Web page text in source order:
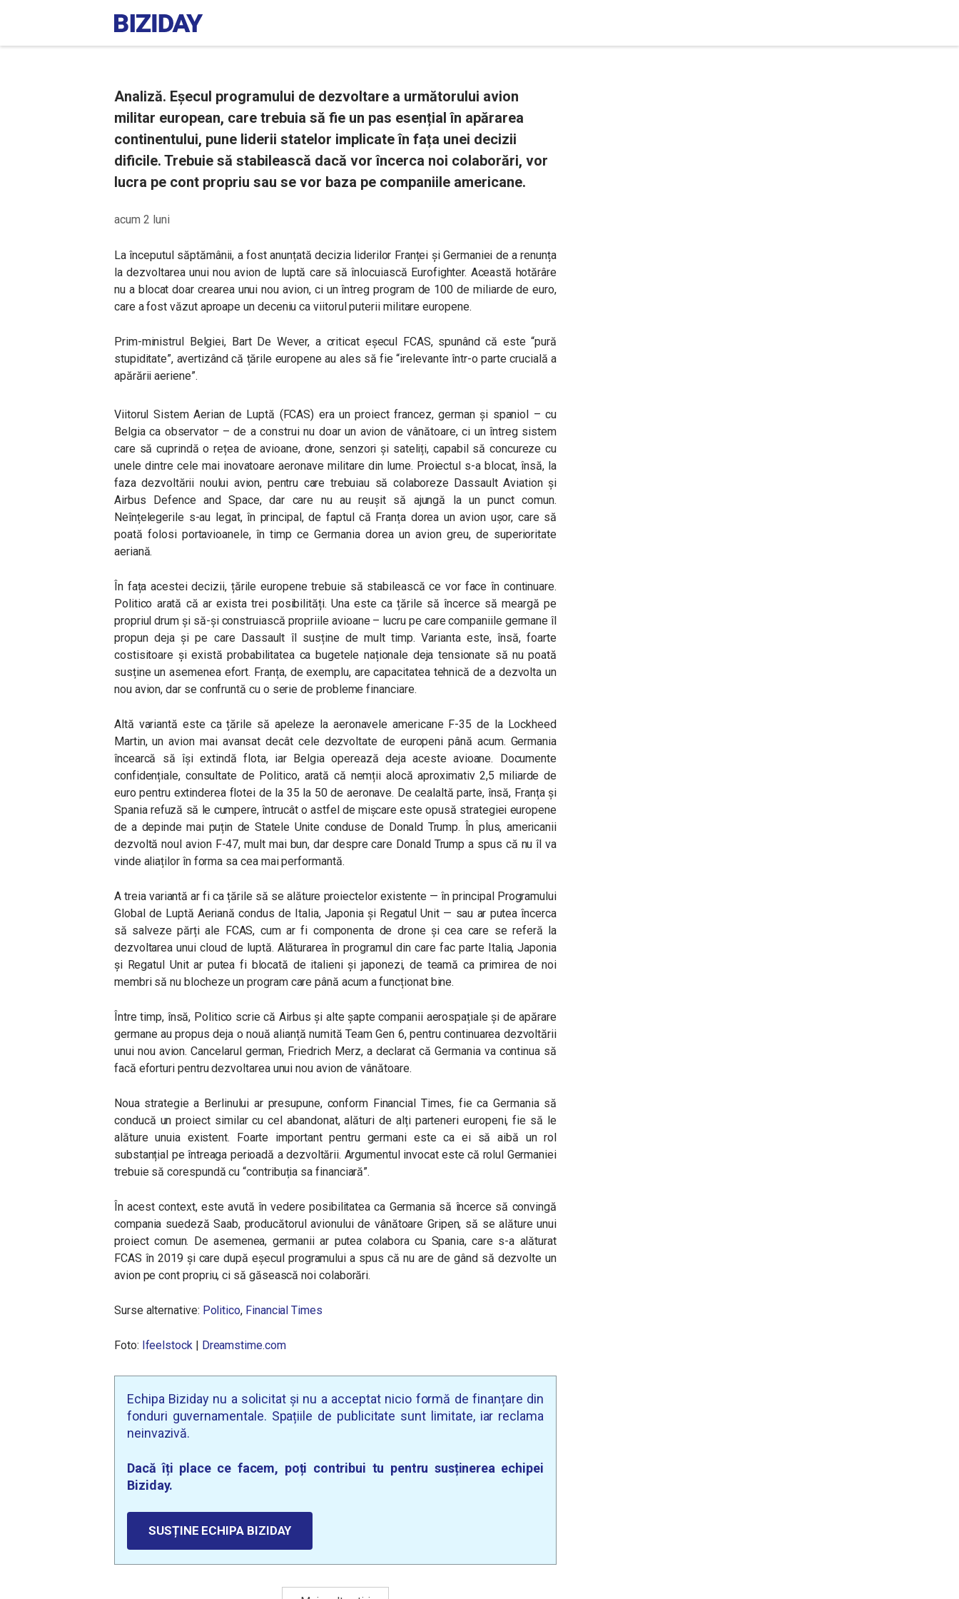
Analiză. Eșecul programului de dezvoltare a următorului avion
militar european, care trebuia să fie un pas esențial în apărarea
continentului, pune liderii statelor implicate în fața unei decizii
dificile. Trebuie să stabilească dacă vor încerca noi colaborări, vor
lucra pe cont propriu sau se vor baza pe companiile americane.
acum 2 luni
La începutul săptămânii, a fost anunțată decizia liderilor Franței și Germaniei de a renunța
la dezvoltarea unui nou avion de luptă care să înlocuiască Eurofighter. Această hotărâre
nu a blocat doar crearea unui nou avion, ci un întreg program de 100 de miliarde de euro,
care a fost văzut aproape un deceniu ca viitorul puterii militare europene.
Prim-ministrul Belgiei, Bart De Wever, a criticat eșecul FCAS, spunând că este “pură
stupiditate”, avertizând că țările europene au ales să fie “irelevante într-o parte crucială a
apărării aeriene”.
Viitorul Sistem Aerian de Luptă (FCAS) era un proiect francez, german și spaniol – cu
Belgia ca observator – de a construi nu doar un avion de vânătoare, ci un întreg sistem
care să cuprindă o rețea de avioane, drone, senzori și sateliți, capabil să concureze cu
unele dintre cele mai inovatoare aeronave militare din lume. Proiectul s-a blocat, însă, la
faza dezvoltării noului avion, pentru care trebuiau să colaboreze Dassault Aviation și
Airbus Defence and Space, dar care nu au reușit să ajungă la un punct comun.
Neînțelegerile s-au legat, în principal, de faptul că Franța dorea un avion ușor, care să
poată folosi portavioanele, în timp ce Germania dorea un avion greu, de superioritate
aeriană.
În fața acestei decizii, țările europene trebuie să stabilească ce vor face în continuare.
Politico arată că ar exista trei posibilități. Una este ca țările să încerce să meargă pe
propriul drum și să-și construiască propriile avioane – lucru pe care companiile germane îl
propun deja și pe care Dassault îl susține de mult timp. Varianta este, însă, foarte
costisitoare și există probabilitatea ca bugetele naționale deja tensionate să nu poată
susține un asemenea efort. Franța, de exemplu, are capacitatea tehnică de a dezvolta un
nou avion, dar se confruntă cu o serie de probleme financiare.
Altă variantă este ca țările să apeleze la aeronavele americane F-35 de la Lockheed
Martin, un avion mai avansat decât cele dezvoltate de europeni până acum. Germania
încearcă să își extindă flota, iar Belgia operează deja aceste avioane. Documente
confidențiale, consultate de Politico, arată că nemții alocă aproximativ 2,5 miliarde de
euro pentru extinderea flotei de la 35 la 50 de aeronave. De cealaltă parte, însă, Franța și
Spania refuză să le cumpere, întrucât o astfel de mișcare este opusă strategiei europene
de a depinde mai puțin de Statele Unite conduse de Donald Trump. În plus, americanii
dezvoltă noul avion F-47, mult mai bun, dar despre care Donald Trump a spus că nu îl va
vinde aliaților în forma sa cea mai performantă.
A treia variantă ar fi ca țările să se alăture proiectelor existente — în principal Programului
Global de Luptă Aeriană condus de Italia, Japonia și Regatul Unit — sau ar putea încerca
să salveze părți ale FCAS, cum ar fi componenta de drone și cea care se referă la
dezvoltarea unui cloud de luptă. Alăturarea în programul din care fac parte Italia, Japonia
și Regatul Unit ar putea fi blocată de italieni și japonezi, de teamă ca primirea de noi
membri să nu blocheze un program care până acum a funcționat bine.
Între timp, însă, Politico scrie că Airbus și alte șapte companii aerospațiale și de apărare
germane au propus deja o nouă alianță numită Team Gen 6, pentru continuarea dezvoltării
unui nou avion. Cancelarul german, Friedrich Merz, a declarat că Germania va continua să
facă eforturi pentru dezvoltarea unui nou avion de vânătoare.
Noua strategie a Berlinului ar presupune, conform Financial Times, fie ca Germania să
conducă un proiect similar cu cel abandonat, alături de alți parteneri europeni, fie să le
alăture unuia existent. Foarte important pentru germani este ca ei să aibă un rol
substanțial pe întreaga perioadă a dezvoltării. Argumentul invocat este că rolul Germaniei
trebuie să corespundă cu “contribuția sa financiară”.
În acest context, este avută în vedere posibilitatea ca Germania să încerce să convingă
compania suedeză Saab, producătorul avionului de vânătoare Gripen, să se alăture unui
proiect comun. De asemenea, germanii ar putea colabora cu Spania, care s-a alăturat
FCAS în 2019 și care după eșecul programului a spus că nu are de gând să dezvolte un
avion pe cont propriu, ci să găsească noi colaborări.
Surse alternative: Politico, Financial Times
Foto: Ifeelstock| Dreamstime.com
Echipa Biziday nu a solicitat și nu a acceptat nicio formă de finanțare din
fonduri guvernamentale. Spațiile de publicitate sunt limitate, iar reclama
neinvazivă.
Dacă îți place ce facem, poți contribui tu pentru susținerea echipei
Biziday.
SUSȚINE ECHIPA BIZIDAY